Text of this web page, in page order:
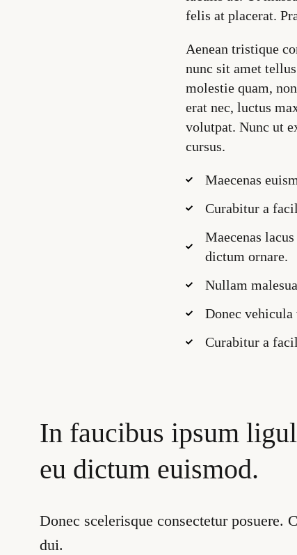
felis at placerat.
Aenean tristique
nunc sit amet
molestie quam,
erat nec, luctus
volutpat. Nunc ut
cursus.
Maecenas
Curabitur a
Maecenas
dictum ornare.
Nullam
Donec
Curabitur a
In faucibus ipsum
eu dictum euismod.
Donec scelerisque consectetur posuere.
dui.